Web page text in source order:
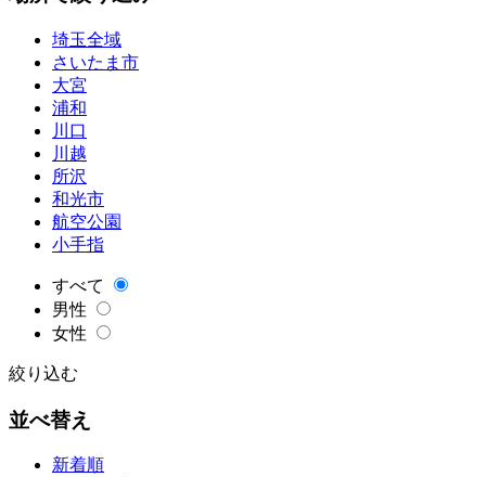
埼玉全域
さいたま市
大宮
浦和
川口
川越
所沢
和光市
航空公園
小手指
すべて
男性
女性
絞り込む
並べ替え
新着順